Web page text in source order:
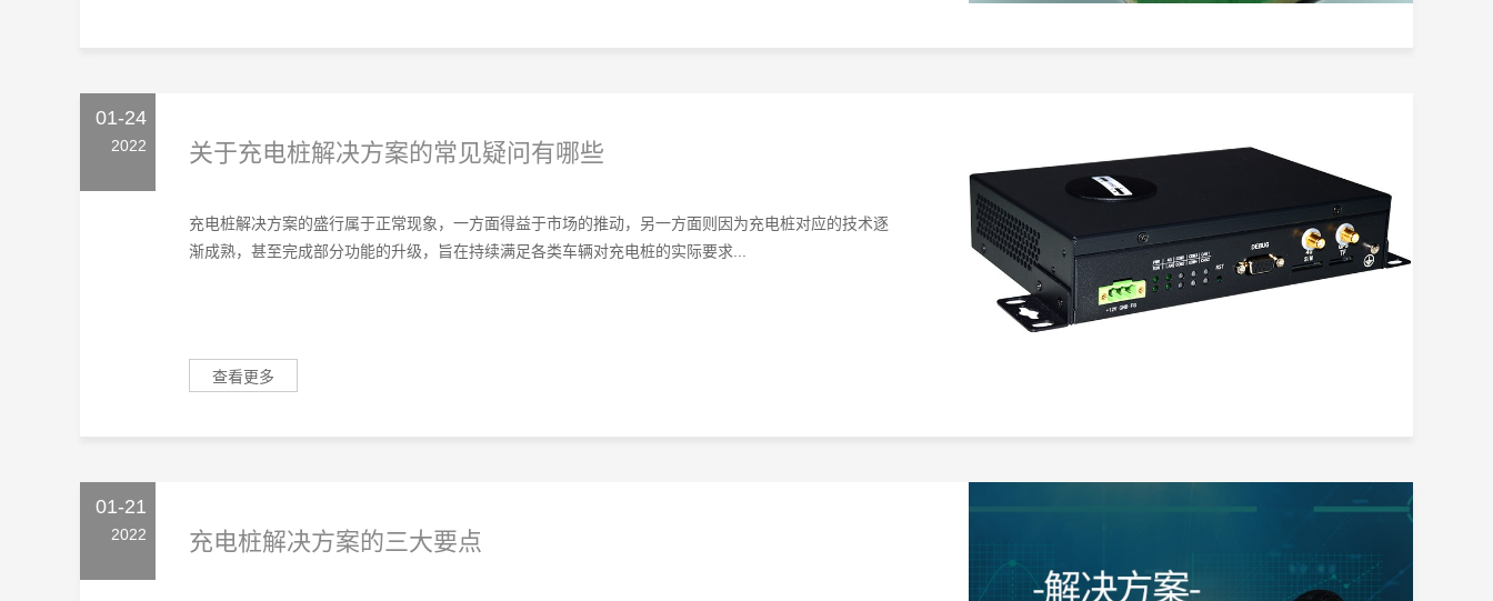
01-24
2022 关于充电桩解决方案的常见疑问有哪些
充电桩解决方案的盛行属于正常现象，一方面得益于市场的推动，另一方面则因为充电桩对应的技术逐
渐成熟，甚至完成部分功能的升级，旨在持续满足各类车辆对充电桩的实际要求...
查看更多
01-21
2022 充电桩解决方案的三大要点